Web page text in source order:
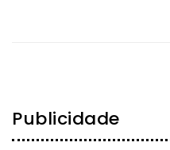
Publicidade